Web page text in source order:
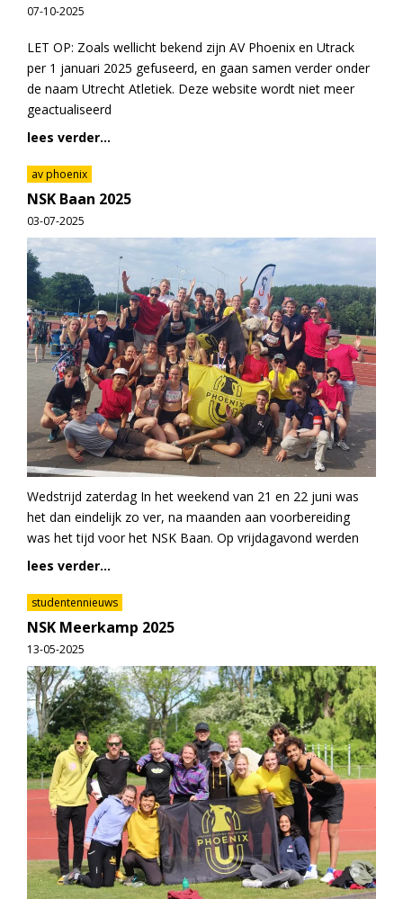
07-10-2025
LET OP: Zoals wellicht bekend zijn AV Phoenix en Utrack
per 1 januari 2025 gefuseerd, en gaan samen verder onder
de naam Utrecht Atletiek. Deze website wordt niet meer
geactualiseerd
lees verder...
av phoenix
NSK Baan 2025
03-07-2025
Wedstrijd zaterdag In het weekend van 21 en 22 juni was
het dan eindelijk zo ver, na maanden aan voorbereiding
was het tijd voor het NSK Baan. Op vrijdagavond werden
lees verder...
studentennieuws
NSK Meerkamp 2025
13-05-2025